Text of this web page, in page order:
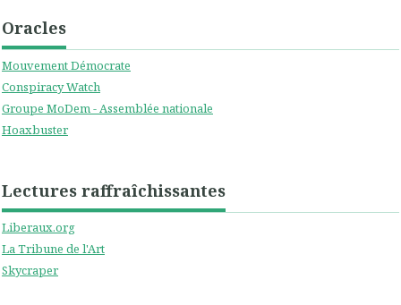
Oracles
Mouvement Démocrate
Conspiracy Watch
Groupe MoDem - Assemblée nationale
Hoaxbuster
Lectures raffraîchissantes
Liberaux.org
La Tribune de l'Art
Skycraper